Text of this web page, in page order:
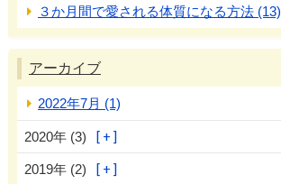
３か月間で愛される体質になる方法 (13)
アーカイブ
2022年7月 (1)
2020年 (3)
2019年 (2)